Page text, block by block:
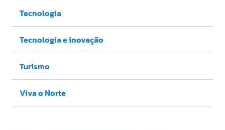
Tecnologia
Tecnologia e inovação
Turismo
Viva o Norte